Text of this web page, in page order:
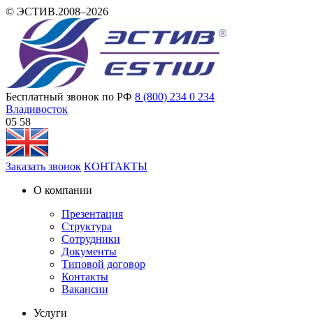
© ЭСТИВ.2008–2026
Бесплатный звонок по РФ 8 (800) 234 0 234
Владивосток
05 58
Заказать звонок КОНТАКТЫ
О компании
Презентация
Структура
Сотрудники
Документы
Типовой договор
Контакты
Вакансии
Услуги